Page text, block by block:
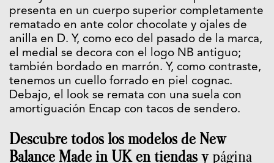
presenta en un cuerpo superior completamente
rematado en ante color chocolate y ojales de
anilla en D. Y, como eco del pasado de la marca,
el medial se decora con el logo NB antiguo;
también bordado en marrón. Y, como contraste,
tenemos un cuello forrado en piel cognac.
Debajo, el look se remata con una suela con
amortiguación Encap con tacos de sendero.
Descubre todos los modelos de New
Balance Made in UK en tiendas ypágina